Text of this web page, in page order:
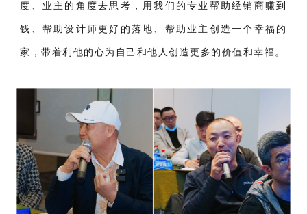
度、业主的角度去思考，用我们的专业帮助经销商赚到
钱、帮助设计师更好的落地、帮助业主创造一个幸福的
家，带着利他的心为自己和他人创造更多的价值和幸福。